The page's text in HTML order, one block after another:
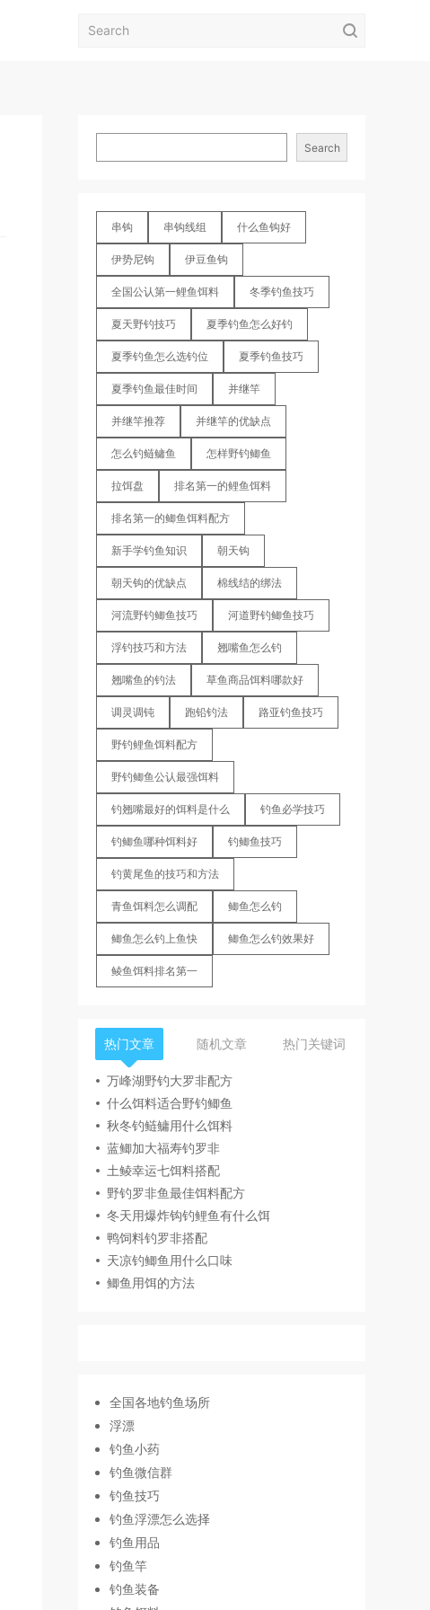
Search
串钩 串钩线组 什么鱼钩好
伊势尼钩 伊豆鱼钩
全国公认第一鲤鱼饵料 冬季钓鱼技巧
夏天野钓技巧 夏季钓鱼怎么好钓
夏季钓鱼怎么选钓位 夏季钓鱼技巧
夏季钓鱼最佳时间 并继竿
并继竿推荐 并继竿的优缺点
怎么钓鲢鳙鱼 怎样野钓鲫鱼
拉饵盘 排名第一的鲤鱼饵料
排名第一的鲫鱼饵料配方
新手学钓鱼知识 朝天钩
朝天钩的优缺点 棉线结的绑法
河流野钓鲫鱼技巧 河道野钓鲫鱼技巧
浮钓技巧和方法 翘嘴鱼怎么钓
翘嘴鱼的钓法 草鱼商品饵料哪款好
调灵调钝 跑铅钓法 路亚钓鱼技巧
野钓鲤鱼饵料配方
野钓鲫鱼公认最强饵料
钓翘嘴最好的饵料是什么 钓鱼必学技巧
钓鲫鱼哪种饵料好 钓鲫鱼技巧
钓黄尾鱼的技巧和方法
青鱼饵料怎么调配 鲫鱼怎么钓
鲫鱼怎么钓上鱼快 鲫鱼怎么钓效果好
鲮鱼饵料排名第一
热门文章 随机文章 热门关键词
万峰湖野钓大罗非配方
什么饵料适合野钓鲫鱼
秋冬钓鲢鳙用什么饵料
蓝鲫加大福寿钓罗非
土鲮幸运七饵料搭配
野钓罗非鱼最佳饵料配方
冬天用爆炸钩钓鲤鱼有什么饵
鸭饲料钓罗非搭配
天凉钓鲫鱼用什么口味
鲫鱼用饵的方法
全国各地钓鱼场所
浮漂
钓鱼小药
钓鱼微信群
钓鱼技巧
钓鱼浮漂怎么选择
钓鱼用品
钓鱼竿
钓鱼装备